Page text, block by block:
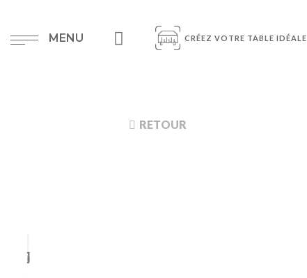
MENU CRÉEZ VOTRE TABLE IDÉALE
RETOUR